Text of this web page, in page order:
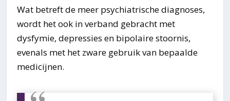
Wat betreft de meer psychiatrische diagnoses,
wordt het ook in verband gebracht met
dysfymie, depressies en bipolaire stoornis,
evenals met het zware gebruik van bepaalde
medicijnen.